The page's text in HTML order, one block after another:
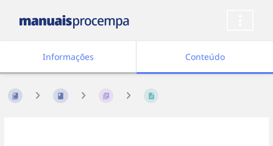
Informações Conteúdo